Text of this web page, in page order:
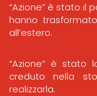
“Azione” è stato il
hanno
all’estero.
“Azione” è stato
creduto nella
realizzarla.